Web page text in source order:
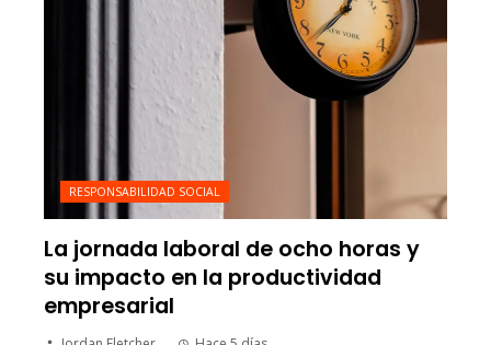
RESPONSABILIDAD SOCIAL
La jornada laboral de ocho horas y
su impacto en la productividad
empresarial